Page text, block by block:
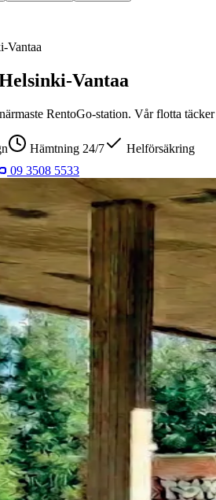
Vantaa
Vantaa
RentoGo-station. Vår flotta
Hämtning 24/7
Helförsäkring
09 3508 5533